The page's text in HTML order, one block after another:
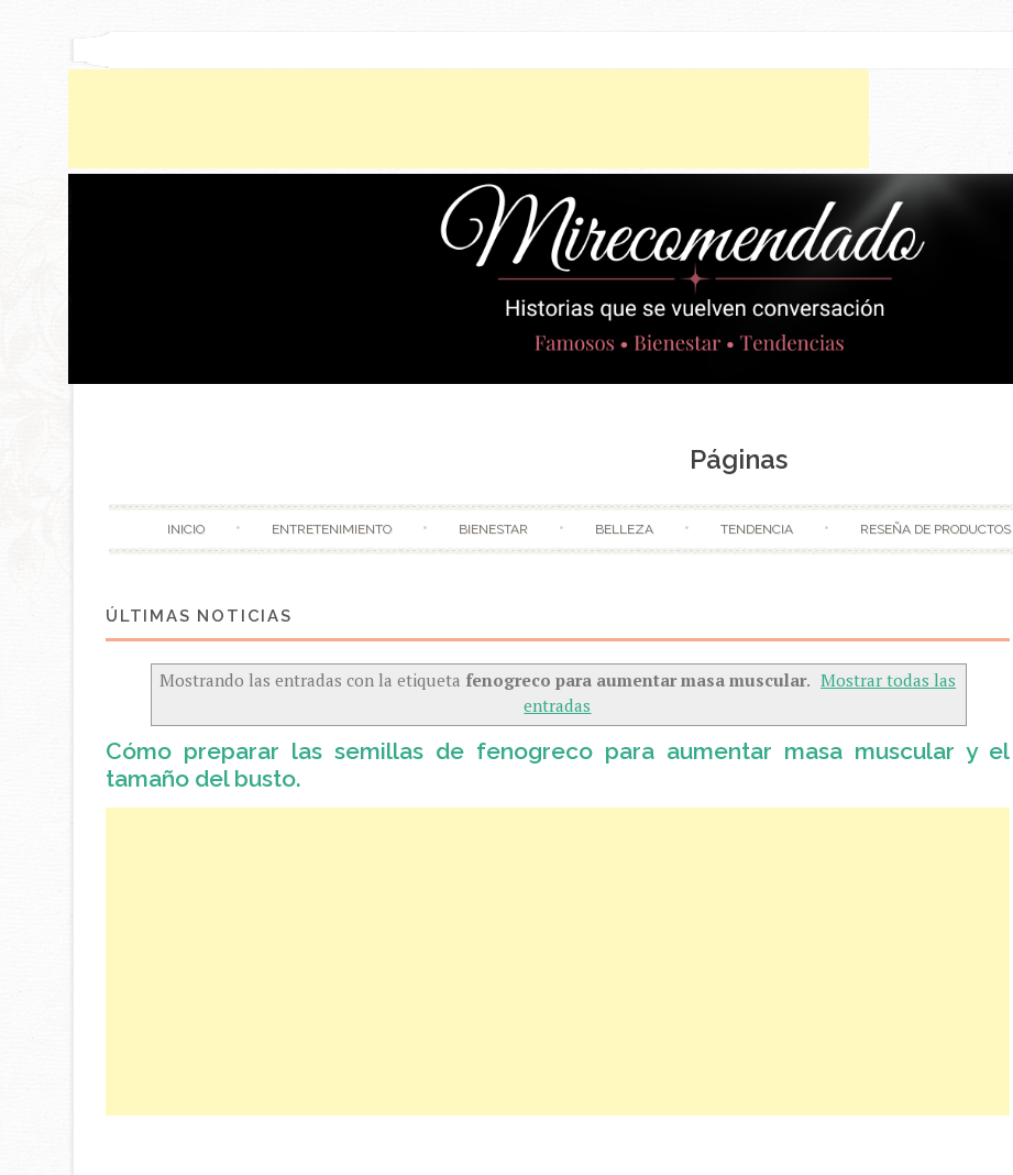
Páginas
INICIO ENTRETENIMIENTO BIENESTAR BELLEZA TENDENCIA RESEÑA DE PRODUCTOS
Mostrando las entradas con la etiqueta fenogreco para aumentar masa muscular. Mostrar todas las
entradas
Cómo preparar las semillas de fenogreco para aumentar masa muscular y el
tamaño del busto.